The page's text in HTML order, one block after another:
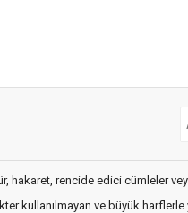
hakaret, rencide edici cümleler
kullanılmayan ve büyük harflerle